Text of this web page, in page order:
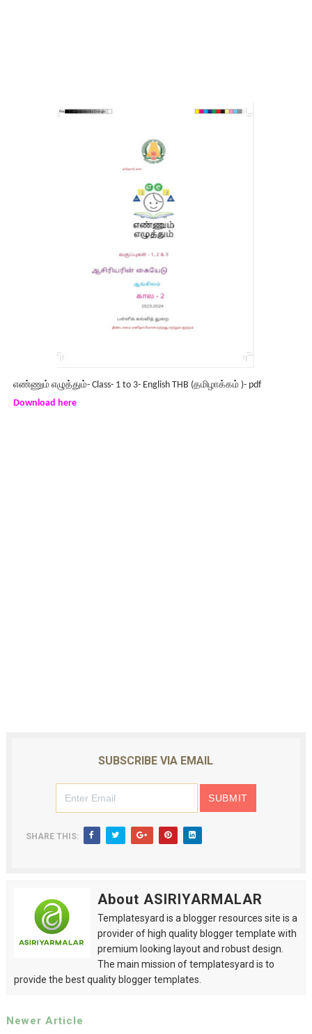
எண்ணும் எழுத்தும்- Class- 1 to 3- English THB (தமிழாக்கம் )- pdf
Download here
SUBSCRIBE VIA EMAIL
SHARE THIS:
About ASIRIYARMALAR
Templatesyard is a blogger resources site is a
provider of high quality blogger template with
premium looking layout and robust design.
The main mission of templatesyard is to
provide the best quality blogger templates.
Newer Article